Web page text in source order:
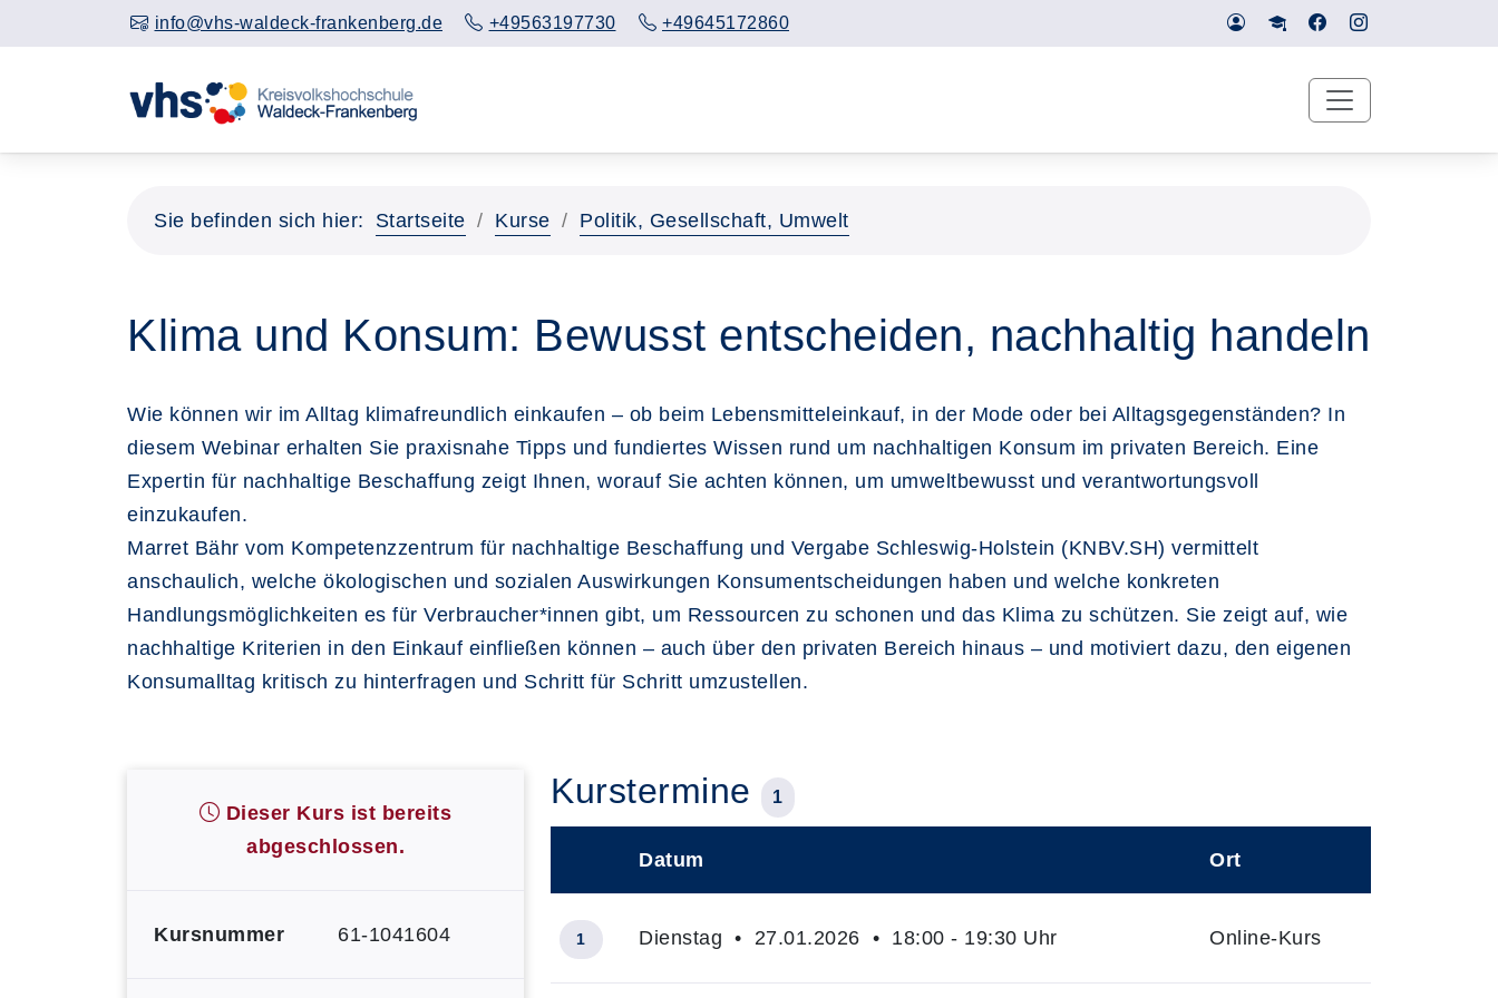
info@vhs-waldeck-frankenberg.de +49563197730 +49645172860
Sie befinden sich hier: Startseite Kurse Politik, Gesellschaft, Umwelt
Klima und Konsum: Bewusst entscheiden, nachhaltig handeln
Wie können wir im Alltag klimafreundlich einkaufen – ob beim Lebensmitteleinkauf, in der Mode oder bei Alltagsgegenständen? In
diesem Webinar erhalten Sie praxisnahe Tipps und fundiertes Wissen rund um nachhaltigen Konsum im privaten Bereich. Eine
Expertin für nachhaltige Beschaffung zeigt Ihnen, worauf Sie achten können, um umweltbewusst und verantwortungsvoll
einzukaufen.
Marret Bähr vom Kompetenzzentrum für nachhaltige Beschaffung und Vergabe Schleswig-Holstein (KNBV.SH) vermittelt
anschaulich, welche ökologischen und sozialen Auswirkungen Konsumentscheidungen haben und welche konkreten
Handlungsmöglichkeiten es für Verbraucher*innen gibt, um Ressourcen zu schonen und das Klima zu schützen. Sie zeigt auf, wie
nachhaltige Kriterien in den Einkauf einfließen können – auch über den privaten Bereich hinaus – und motiviert dazu, den eigenen
Konsumalltag kritisch zu hinterfragen und Schritt für Schritt umzustellen.
Dieser Kurs ist bereits
abgeschlossen.
Kursnummer 61-1041604
Kurstermine 1
Datum Ort
1 Dienstag • 27.01.2026 • 18:00 - 19:30 Uhr Online-Kurs